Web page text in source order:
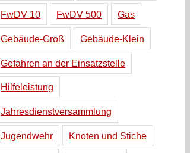
FwDV 10 FwDV 500 Gas
Gebäude-Groß Gebäude-Klein
Gefahren an der Einsatzstelle
Hilfeleistung
Jahresdienstversammlung
Jugendwehr Knoten und Stiche